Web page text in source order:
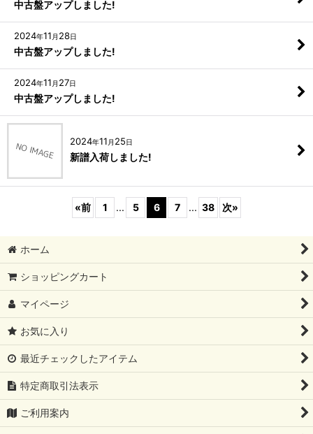
中古盤アップしました!
2024年11 月 28日
中古盤アップしました!
2024年11 月 27日
中古盤アップしました!
2024年11 月 25日
新譜入荷しました!
«前 1 ... 5 6 7 ... 38 次»
ホーム
ショッピングカート
マイページ
お気に入り
最近チェックしたアイテム
特定商取引法表示
ご利用案内